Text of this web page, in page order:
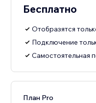
Бесплатно
Отобразятся
Подключение
Самостоятельная
План Pro